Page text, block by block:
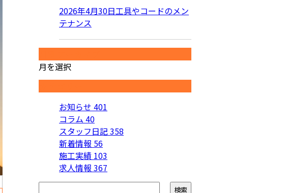
2026年4月30日工具やコードのメン
テナンス
月を選択
お知らせ 401
コラム 40
スタッフ日記358
新着情報 56
施工実績 103
求人情報 367